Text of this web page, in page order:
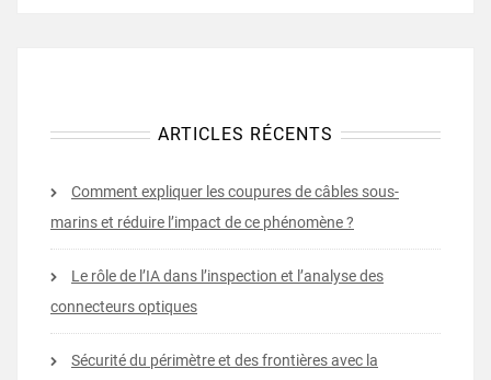
ARTICLES RÉCENTS
Comment expliquer les coupures de câbles sous-
marins et réduire l’impact de ce phénomène ?
Le rôle de l’IA dans l’inspection et l’analyse des
connecteurs optiques
Sécurité du périmètre et des frontières avec la